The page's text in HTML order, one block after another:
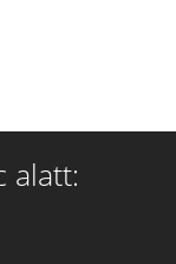
alatt: